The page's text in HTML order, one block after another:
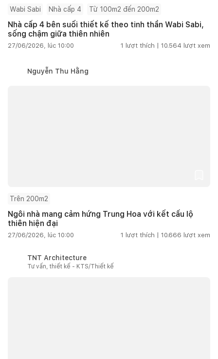
Wabi Sabi Nhà cấp 4 Từ 100m2 đến 200m2
Nhà cấp 4 bên suối thiết kế theo tinh thần Wabi Sabi,
sống chậm giữa thiên nhiên
27/06/2026, lúc 10:00 1 lượt thích | 10.564 lượt xem
Nguyễn Thu Hằng
Trên 200m2
Ngôi nhà mang cảm hứng Trung Hoa với kết cấu lộ
thiên hiện đại
27/06/2026, lúc 10:00 1 lượt thích | 10.666 lượt xem
TNT Architecture
Tư vấn, thiết kế - KTS/Thiết kế